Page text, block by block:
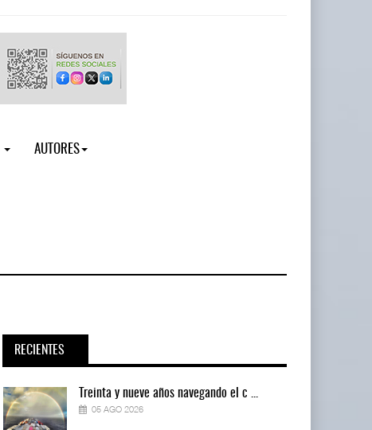
AUTORES
RECIENTES
Treinta y nueve años navegando el c ...
05 AGO 2026